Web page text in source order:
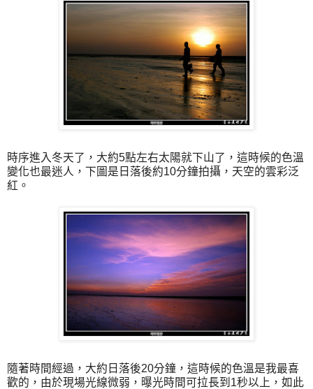
時序進入冬天了，大約5點左右太陽就下山了，這時候的色溫
變化也最迷人，下圖是日落後約10分鐘拍攝，天空的雲彩泛
紅。
隨著時間經過，大約日落後20分鐘，這時候的色溫是我最喜
歡的，由於現場光線微弱，曝光時間可拉長到1秒以上，如此